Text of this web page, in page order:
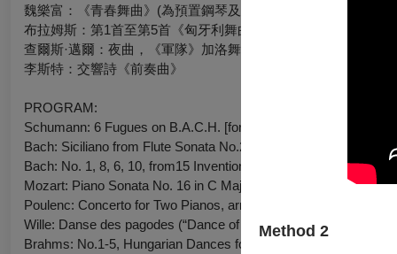
Method 2
魏樂富：《青春舞曲》(為預置鋼琴及鋼琴)
布拉姆斯：第1首至第5首《匈牙利舞曲》
查爾斯·邁爾：夜曲，《軍隊》加洛舞曲，作品117
李斯特：交響詩《前奏曲》
PROGRAM:
Schumann: 6 Fugues on B.A.C.H. [for organ]: No.1 in B-Flat
Bach: Siciliano from Flute Sonata No.2, BWV 1031, arr. for 2
Bach: No. 1, 8, 6, 10, from15 Inventions, BWV 772-786, arr. for
Mozart: Piano Sonata No. 16 in C Major, K.545, arr. for 2 p.'s by
Poulenc: Concerto for Two Pianos, arr. for two pianos
Wille: Danse des pagodes (“Dance of Youth”) for p.+ prepared p.
Brahms: No.1-5, Hungarian Dances for p. 4 hands